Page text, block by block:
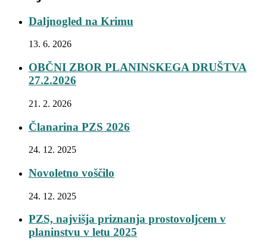
Daljnogled na Krimu
13. 6. 2026
OBČNI ZBOR PLANINSKEGA DRUŠTVA
27.2.2026
21. 2. 2026
Članarina PZS 2026
24. 12. 2025
Novoletno voščilo
24. 12. 2025
PZS, najvišja priznanja prostovoljcem v
planinstvu v letu 2025